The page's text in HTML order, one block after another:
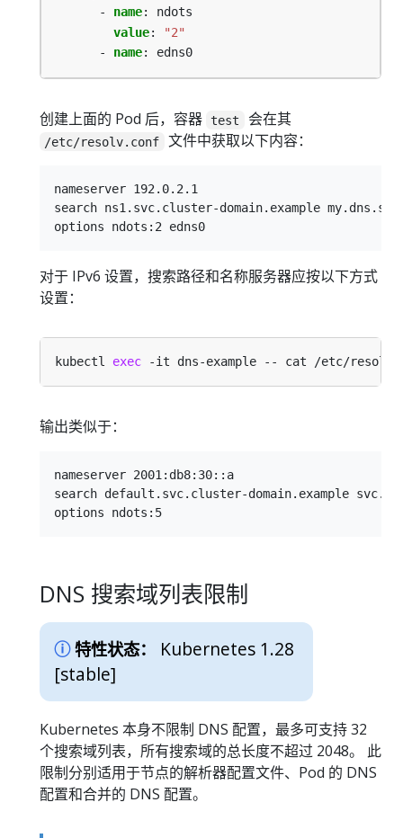
- name:
ndots
value:
"2"
- name: edns0
创建上面的 Pod 后，容器 test 会在其
/etc/resolv.conf 文件中获取以下内容：
nameserver 192.0.2.1
search ns1.svc.cluster-domain.example
对于 IPv6 设置，搜索路径和名称服务器应按以下方式
设置：
kubectl exec
输出类似于：
nameserver 2001:db8:30::a
search default.svc.cluster-domain.example
DNS 搜索域列表限制
特性状态：
Kubernetes 1.28
[stable]
Kubernetes 本身不限制 DNS 配置，最多可支持 32
个搜索域列表，所有搜索域的总长度不超过 2048。 此
限制分别适用于节点的解析器配置文件、Pod 的 DNS
配置和合并的 DNS 配置。